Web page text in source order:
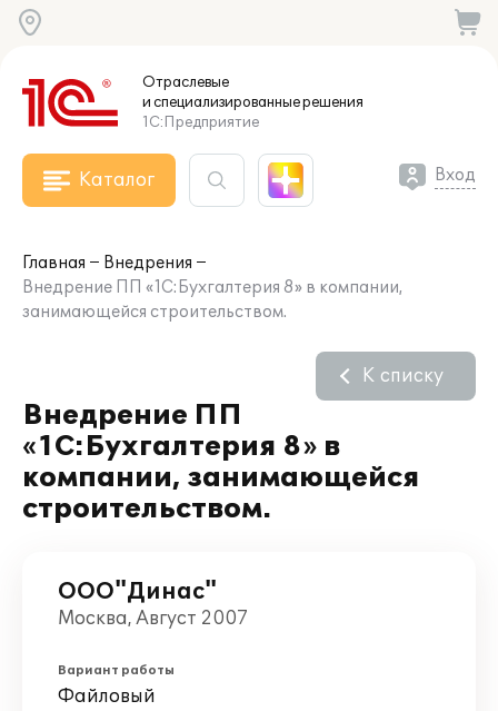
Отраслевые
и специализированныерешения
1С:Предприятие
Каталог Вход
Главная
Внедрения
Внедрение ПП «1С:Бухгалтерия 8» в компании,
занимающейся строительством.
Внедрение ПП
«1С:Бухгалтерия 8» в
компании, занимающейся
строительством.
К списку
ООО"Динас"
Москва, Август 2007
Вариант работы
Файловый